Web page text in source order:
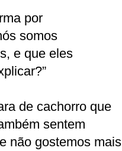
por
somos
e que eles
de cachorro que
sentem
não gostemos mais